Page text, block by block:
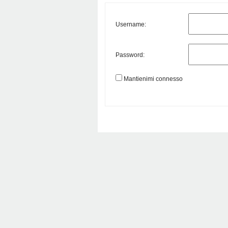
Username:
Password:
Mantienimi connesso